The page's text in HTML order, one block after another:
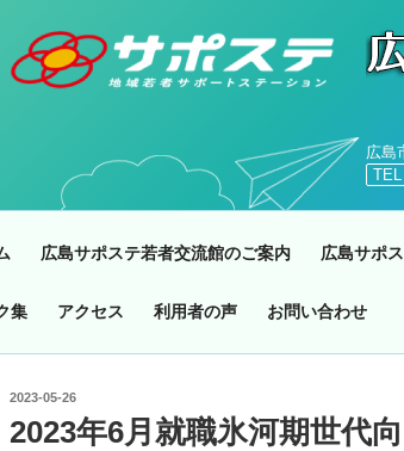
広島
TEL
広島サポステ若者交流館のご案内 広島サポ
集 アクセス 利用者の声 お問い合わせ
投
日:
2023-05-26
2023年6月就職氷河期世代